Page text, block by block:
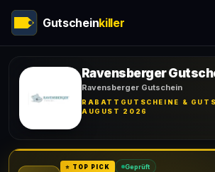
Gutscheinkiller
Ravensberger
Ravensberger Gutschein
RABATTGUTSCHEINE &
AUGUST 2026
⭐ TOP PICK Geprüft